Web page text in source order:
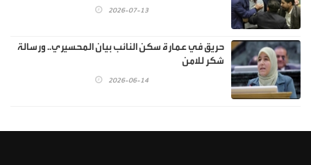
2026-07-13
حريق في عمارة سكن النائب بيان المحسيري.. ورسالة
شكر للامن
2026-06-14